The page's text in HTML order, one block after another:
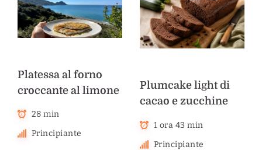
Platessa al forno
croccante al limone
28 min
Principiante
Plumcake light di
cacao e zucchine
1 ora 43 min
Principiante